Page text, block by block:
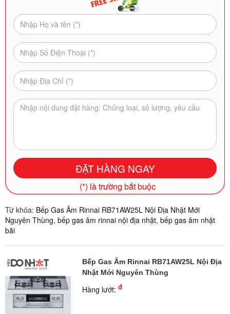
(*) là trường bắt buộc
Từ khóa: Bếp Gas Âm Rinnai RB71AW25L Nội Địa Nhật Mới
Nguyên Thùng, bếp gas âm rinnai nội địa nhật, bếp gas âm nhật
bãi
Bếp Gas Âm Rinnai RB71AW25L Nội Địa
Nhật Mới Nguyên Thùng
Hàng lướt: đ